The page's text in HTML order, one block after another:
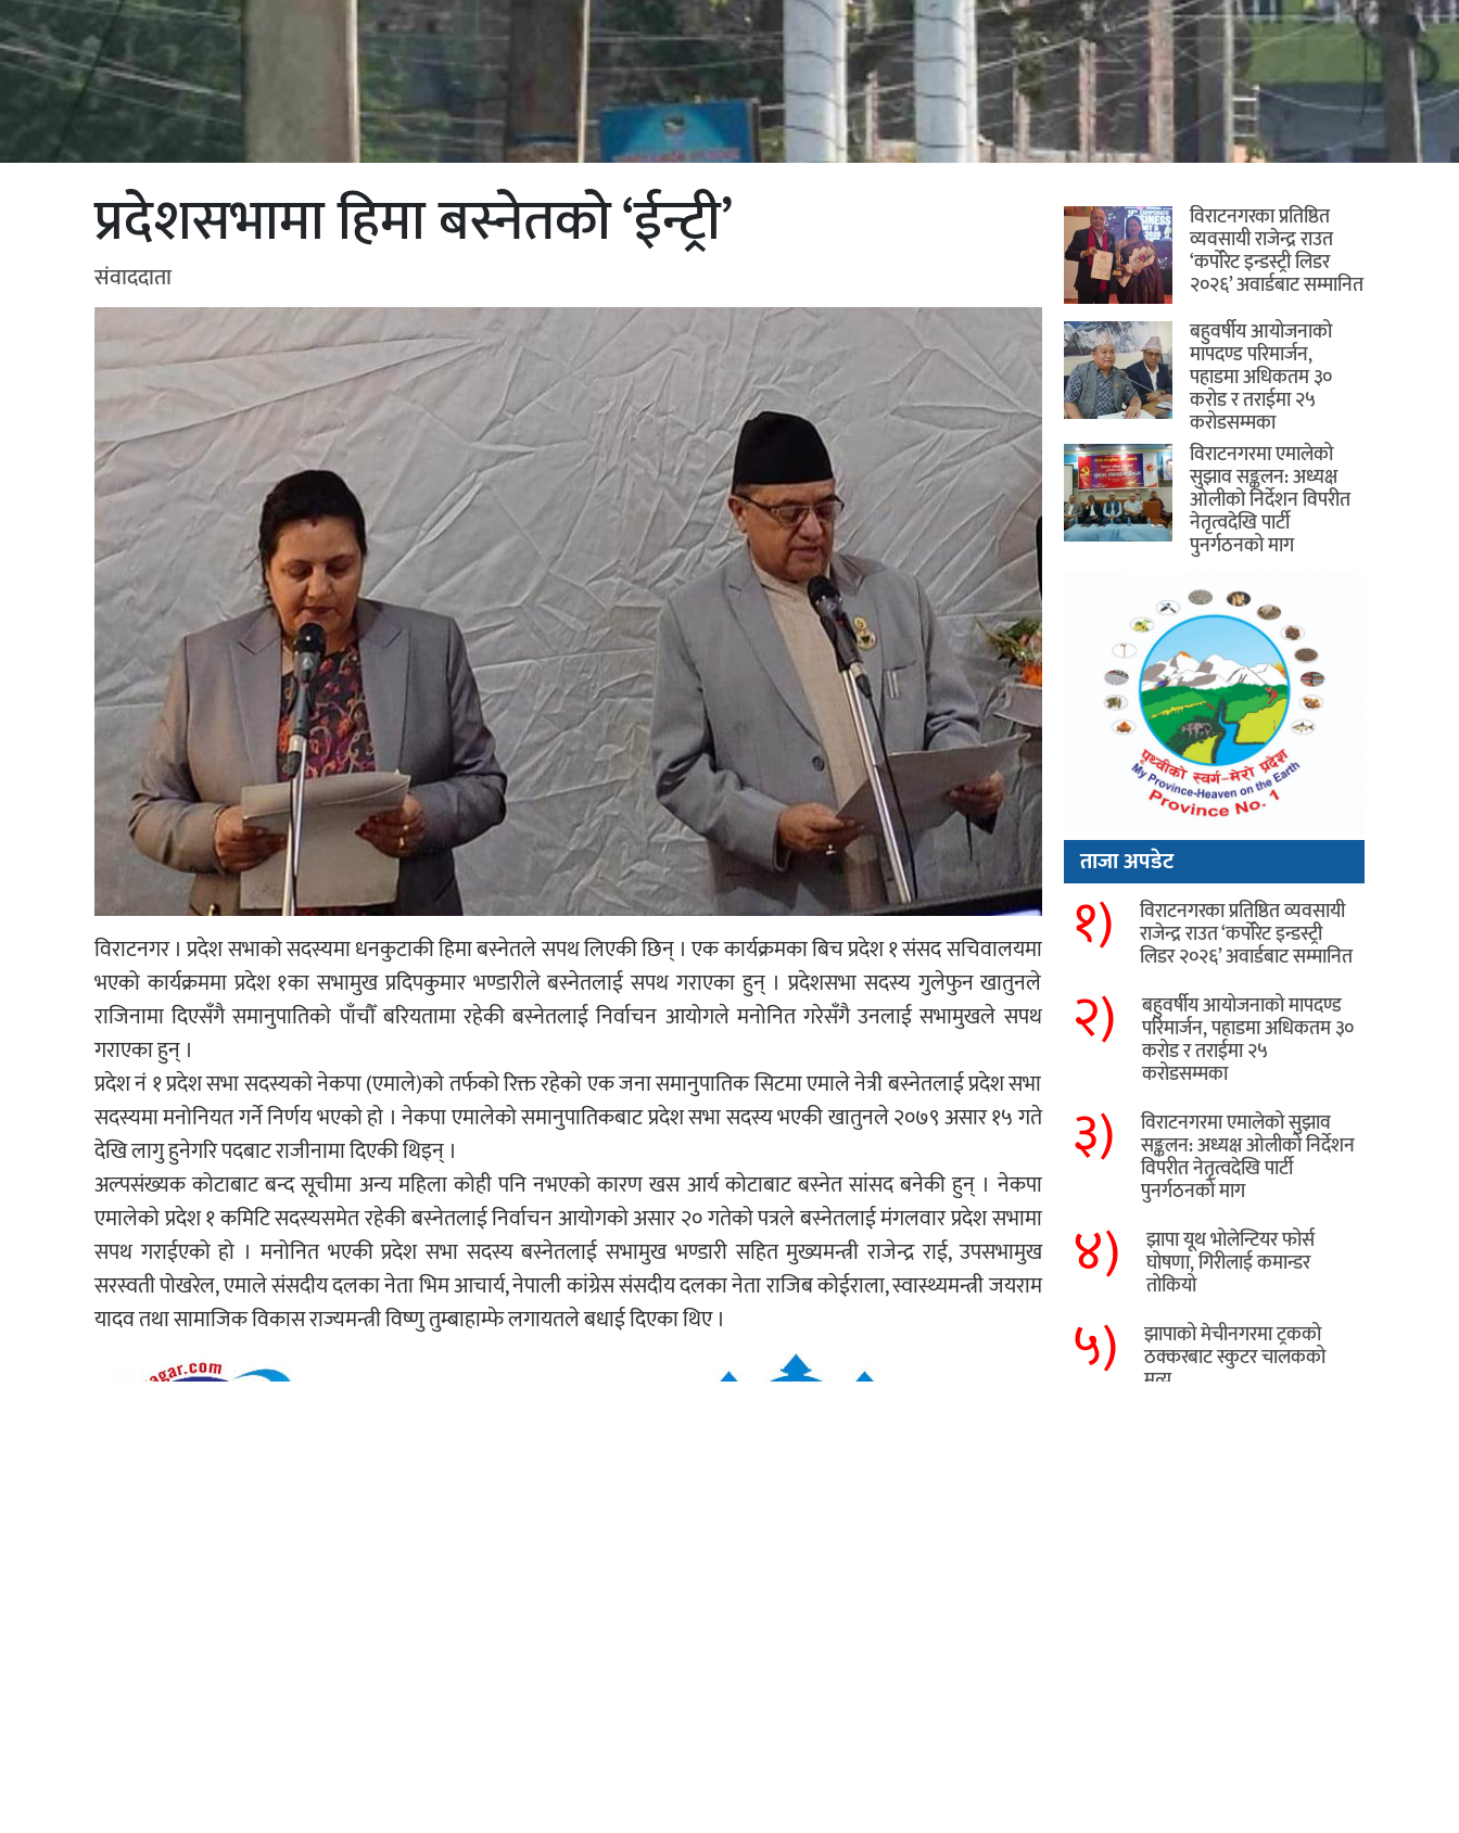
प्रदेशसभामा हिमा बस्नेतको ‘ईन्ट्री’
संवाददाता
विराटनगर । प्रदेश सभाको सदस्यमा धनकुटाकी हिमा बस्नेतले सपथ लिएकी छिन् । एक कार्यक्रमका बिच प्रदेश १ संसद सचिवालयमा
भएको कार्यक्रममा प्रदेश १का सभामुख प्रदिपकुमार भण्डारीले बस्नेतलाई सपथ गराएका हुन् । प्रदेशसभा सदस्य गुलेफुन खातुनले
राजिनामा दिएसँगै समानुपातिको पाँचौँ बरियतामा रहेकी बस्नेतलाई निर्वाचन आयोगले मनोनित गरेसँगै उनलाई सभामुखले सपथ
गराएका हुन् ।
प्रदेश नं १ प्रदेश सभा सदस्यको नेकपा (एमाले)को तर्फको रिक्त रहेको एक जना समानुपातिक सिटमा एमाले नेत्री बस्नेतलाई प्रदेश सभा
सदस्यमा मनोनियत गर्ने निर्णय भएको हो । नेकपा एमालेको समानुपातिकबाट प्रदेश सभा सदस्य भएकी खातुनले २०७९ असार १५ गते
देखि लागु हुनेगरि पदबाट राजीनामा दिएकी थिइन् ।
अल्पसंख्यक कोटाबाट बन्द सूचीमा अन्य महिला कोही पनि नभएको कारण खस आर्य कोटाबाट बस्नेत सांसद बनेकी हुन् । नेकपा
एमालेको प्रदेश १ कमिटि सदस्यसमेत रहेकी बस्नेतलाई निर्वाचन आयोगको असार २० गतेको पत्रले बस्नेतलाई मंगलवार प्रदेश सभामा
सपथ गराईएको हो । मनोनित भएकी प्रदेश सभा सदस्य बस्नेतलाई सभामुख भण्डारी सहित मुख्यमन्त्री राजेन्द्र राई, उपसभामुख
सरस्वती पोखरेल, एमाले संसदीय दलका नेता भिम आचार्य, नेपाली कांग्रेस संसदीय दलका नेता राजिब कोईराला, स्वास्थ्यमन्त्री जयराम
यादव तथा सामाजिक विकास राज्यमन्त्री विष्णु तुम्बाहाम्फे लगायतले बधाई दिएका थिए ।
विराटनगरका प्रतिष्ठित
व्यवसायी राजेन्द्र राउत
‘कर्पोरेट इन्डस्ट्री लिडर
२०२६’ अवार्डबाट सम्मानित
बहुवर्षीय आयोजनाको
मापदण्ड परिमार्जन,
पहाडमा अधिकतम ३०
करोड र तराईमा २५
करोडसम्मका
विराटनगरमा एमालेको
सुझाव सङ्कलन: अध्यक्ष
ओलीको निर्देशन विपरीत
नेतृत्वदेखि पार्टी
पुनर्गठनको माग
ताजा अपडेट
१) विराटनगरका प्रतिष्ठित व्यवसायी
राजेन्द्र राउत ‘कर्पोरेट इन्डस्ट्री
लिडर २०२६’ अवार्डबाट सम्मानित
२) बहुवर्षीय आयोजनाको मापदण्ड
परिमार्जन, पहाडमा अधिकतम ३०
करोड र तराईमा २५
करोडसम्मका
३) विराटनगरमा एमालेको सुझाव
सङ्कलन: अध्यक्ष ओलीको निर्देशन
विपरीत नेतृत्वदेखि पार्टी
पुनर्गठनको माग
४) झापा यूथ भोलेन्टियर फोर्स
घोषणा, गिरीलाई कमान्डर
तोकियो
५) ​झापाको मेचीनगरमा ट्रकको
ठक्करबाट स्कुटर चालकको
मृत्यु